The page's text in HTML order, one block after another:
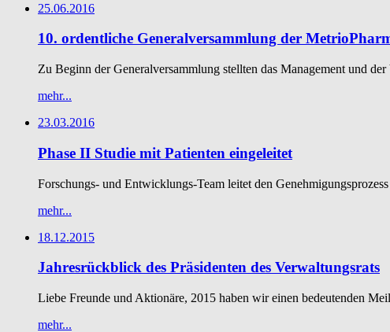
25.06.2016
10. ordentliche Generalversammlung der
Zu Beginn der Generalversammlung stellten das Management und
mehr...
23.03.2016
Phase II Studie mit Patienten eingeleitet
Forschungs- und Entwicklungs-Team leitet den
mehr...
18.12.2015
Jahresrückblick des Präsidenten des Verwaltungsrats
Liebe Freunde und Aktionäre, 2015 haben wir einen bedeutenden
mehr...